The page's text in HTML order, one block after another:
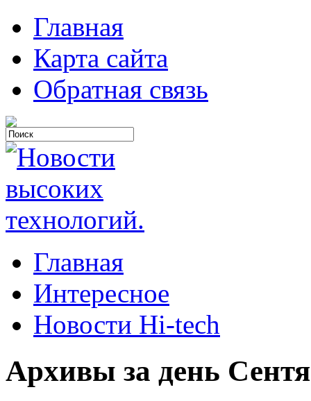
Главная
Карта сайта
Обратная связь
Главная
Интересное
Новости Hi-tech
Архивы за день